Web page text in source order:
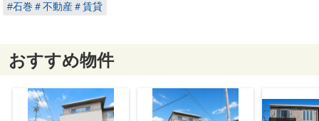
#石巻＃不動産＃賃貸
おすすめ物件